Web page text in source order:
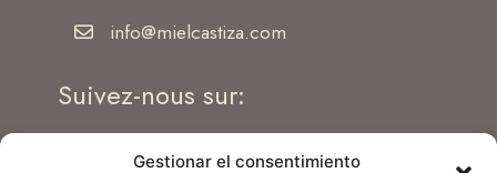
Gestionar el consentimiento
info@mielcastiza.com
Suivez-nous sur: